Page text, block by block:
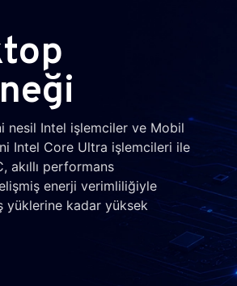
nesil Intel işlemciler ve Mobil
Intel Core Ultra işlemcileri ile
akıllı performans
enerji verimliliğiyle
yüklerine kadar yüksek